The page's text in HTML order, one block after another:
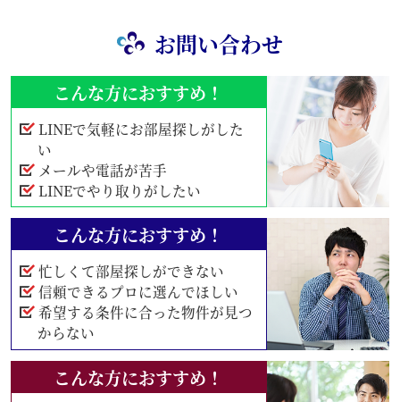
お問い合わせ
こんな方におすすめ！
LINEで気軽にお部屋探しがした
い
メールや電話が苦手
LINEでやり取りがしたい
こんな方におすすめ！
忙しくて部屋探しができない
信頼できるプロに選んでほしい
希望する条件に合った物件が見つ
からない
こんな方におすすめ！